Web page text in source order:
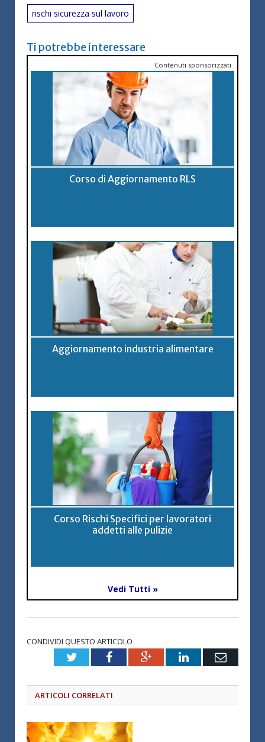
rischi sicurezza sul lavoro
Ti potrebbe interessare
Contenuti sponsorizzati
Corso di Aggiornamento RLS
Aggiornamento industria alimentare
Corso Rischi Specifici per lavoratori
addetti alle pulizie
Vedi Tutti »
CONDIVIDI QUESTO ARTICOLO
TwitterFacebookGoogle+LinkedInEmail
ARTICOLI CORRELATI